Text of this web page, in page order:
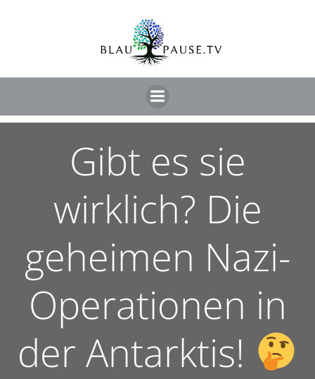
Gibt es sie
wirklich? Die
geheimen Nazi-
Operationen in
der Antarktis!